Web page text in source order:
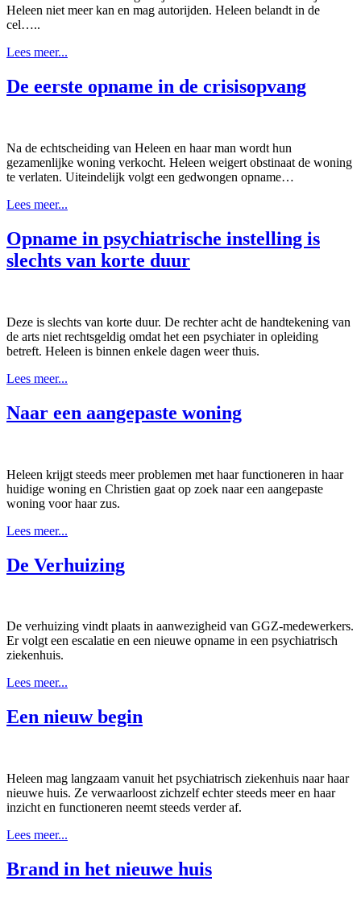
Heleen niet meer kan en mag autorijden. Heleen belandt in de
cel…..
Lees meer...
De eerste opname in de crisisopvang
Na de echtscheiding van Heleen en haar man wordt hun
gezamenlijke woning verkocht. Heleen weigert obstinaat de woning
te verlaten. Uiteindelijk volgt een gedwongen opname…
Lees meer...
Opname in psychiatrische instelling is
slechts van korte duur
Deze is slechts van korte duur. De rechter acht de handtekening van
de arts niet rechtsgeldig omdat het een psychiater in opleiding
betreft. Heleen is binnen enkele dagen weer thuis.
Lees meer...
Naar een aangepaste woning
Heleen krijgt steeds meer problemen met haar functioneren in haar
huidige woning en Christien gaat op zoek naar een aangepaste
woning voor haar zus.
Lees meer...
De Verhuizing
De verhuizing vindt plaats in aanwezigheid van GGZ-medewerkers.
Er volgt een escalatie en een nieuwe opname in een psychiatrisch
ziekenhuis.
Lees meer...
Een nieuw begin
Heleen mag langzaam vanuit het psychiatrisch ziekenhuis naar haar
nieuwe huis. Ze verwaarloost zichzelf echter steeds meer en haar
inzicht en functioneren neemt steeds verder af.
Lees meer...
Brand in het nieuwe huis